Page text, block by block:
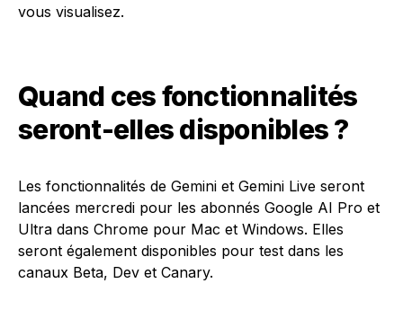
vous visualisez.
Quand ces fonctionnalités
seront-elles disponibles ?
Les fonctionnalités de Gemini et Gemini Live seront
lancées mercredi pour les abonnés Google AI Pro et
Ultra dans Chrome pour Mac et Windows. Elles
seront également disponibles pour test dans les
canaux Beta, Dev et Canary.